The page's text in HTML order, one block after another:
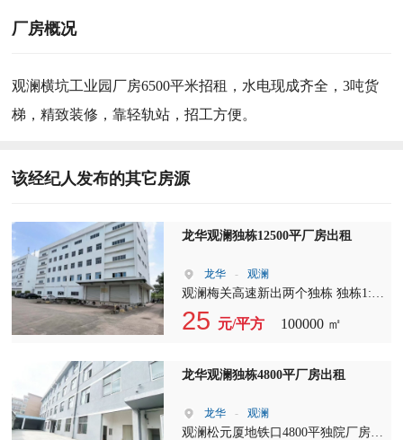
厂房概况
观澜横坑工业园厂房6500平米招租，水电现成齐全，3吨货
梯，精致装修，靠轻轨站，招工方便。
该经纪人发布的其它房源
龙华观澜独栋12500平厂房出租
龙华 - 观澜
观澜梅关高速新出两个独栋 独栋1: 1-
5层4300平，单层860带卸货 独栋2: 1-
5层12500平，每层2500，一楼层高
车方便，可围独院。
25 元/平方 100000 ㎡
龙华观澜独栋4800平厂房出租
龙华 - 观澜
观澜松元厦地铁口4800平独院厂房！